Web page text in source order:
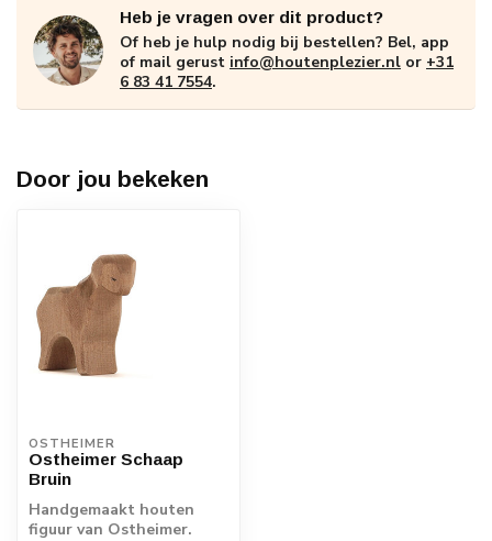
Heb je vragen over dit product?
Of heb je hulp nodig bij bestellen? Bel, app
of mail gerust info@houtenplezier.nl or +31
6 83 41 7554.
Door jou bekeken
OSTHEIMER
Ostheimer Schaap
Bruin
Handgemaakt houten
figuur van Ostheimer.